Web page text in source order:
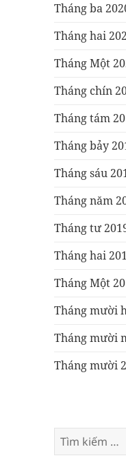
Tháng ba
Tháng hai
Tháng Một
Tháng chín
Tháng tám
Tháng bảy
Tháng sáu
Tháng năm
Tháng tư
Tháng hai
Tháng Một
Tháng mười
Tháng mười
Tháng mười
Tìm
kiếm